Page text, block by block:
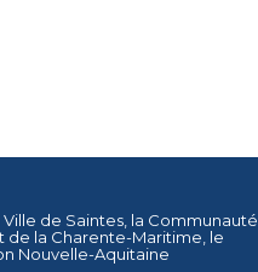
Ville de Saintes , la Communauté
de la Charente-Maritime , le
Nouvelle-Aquitaine